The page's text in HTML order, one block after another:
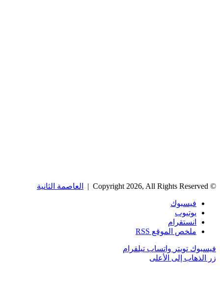
© Copyright 2026, All Rights Reserved | العاصمة الثانية
فيسبوك
يوتيوب
انستقرام
ملخص الموقع RSS
فيسبوك تويتر واتساب تيلقرام
زر الذهاب إلى الأعلى